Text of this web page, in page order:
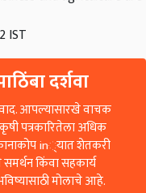
IST
दर्शवा
आपल्यासारखे वाचक
पत्रकारितेला अधिक
in्यात शेतकरी
किंवा सहकार्य
मोलाचे आहे.